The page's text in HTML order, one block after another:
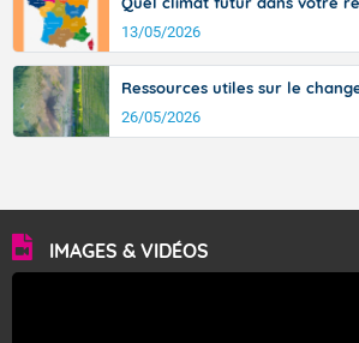
13/05/2026
Ressources utiles sur le
26/05/2026
IMAGES & VIDÉOS